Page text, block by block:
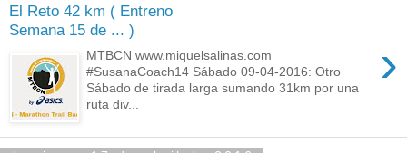
El Reto 42 km ( Entreno
Semana 15 de ... )
›
MTBCN www.miquelsalinas.com
#SusanaCoach14 Sábado 09-04-2016: Otro
Sábado de tirada larga sumando 31km por una
ruta div...